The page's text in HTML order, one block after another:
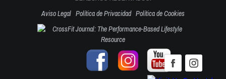
Aviso Legal Política de Privacidad Política de Cookies